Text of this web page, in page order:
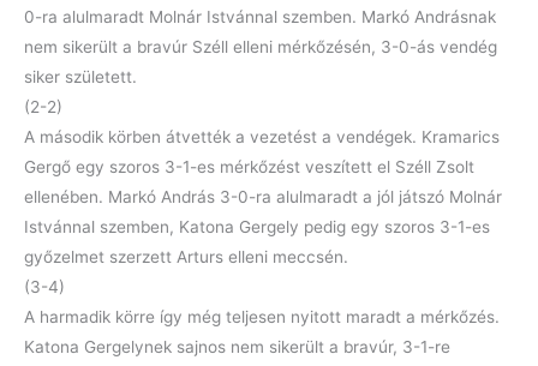
0-ra alulmaradt Molnár Istvánnal szemben. Markó Andrásnak
nem sikerült a bravúr Széll elleni mérkőzésén, 3-0-ás vendég
siker született.
(2-2)
A második körben átvették a vezetést a vendégek. Kramarics
Gergő egy szoros 3-1-es mérkőzést veszített el Széll Zsolt
ellenében. Markó András 3-0-ra alulmaradt a jól játszó Molnár
Istvánnal szemben, Katona Gergely pedig egy szoros 3-1-es
győzelmet szerzett Arturs elleni meccsén.
(3-4)
A harmadik körre így még teljesen nyitott maradt a mérkőzés.
Katona Gergelynek sajnos nem sikerült a bravúr, 3-1-re